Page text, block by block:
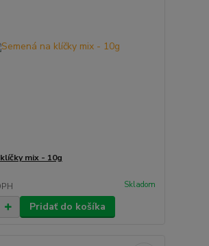
mix - 10g
Skladom
Pridať do košíka